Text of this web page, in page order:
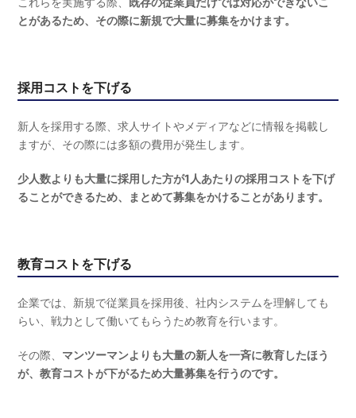
とがあるため、その際に新規で大量に募集をかけます。
採用コストを下げる
新人を採用する際、求人サイトやメディアなどに情報を掲載し
ますが、その際には多額の費用が発生します。
少人数よりも大量に採用した方が1人あたりの採用コストを下げ
ることができるため、まとめて募集をかけることがあります。
教育コストを下げる
企業では、新規で従業員を採用後、社内システムを理解しても
らい、戦力として働いてもらうため教育を行います。
その際、 マンツーマンよりも大量の新人を一斉に教育したほう
が、教育コストが下がるため大量募集を行うのです。